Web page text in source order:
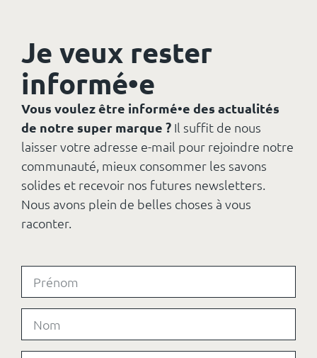
Je veux rester
informé•e
Vous voulez être informé•e des actualités
de notre super marque ? Il suffit de nous
laisser votre adresse e-mail pour rejoindre notre
communauté, mieux consommer les savons
solides et recevoir nos futures newsletters.
Nous avons plein de belles choses à vous
raconter.